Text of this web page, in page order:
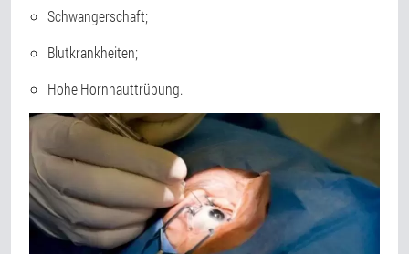
Schwangerschaft;
Blutkrankheiten;
Hohe Hornhauttrübung.